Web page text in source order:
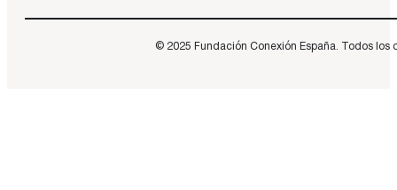
© 2025 Fundación Conexión España. Todos los